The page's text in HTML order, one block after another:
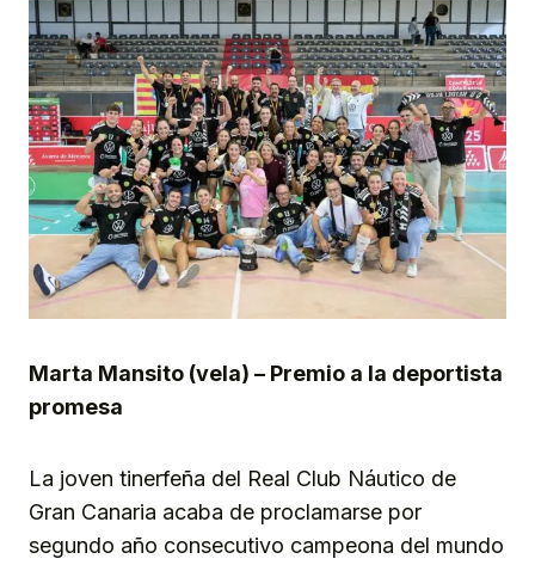
Marta Mansito (vela) – Premio a la deportista
promesa
La joven tinerfeña del Real Club Náutico de
Gran Canaria acaba de proclamarse por
segundo año consecutivo campeona del mundo